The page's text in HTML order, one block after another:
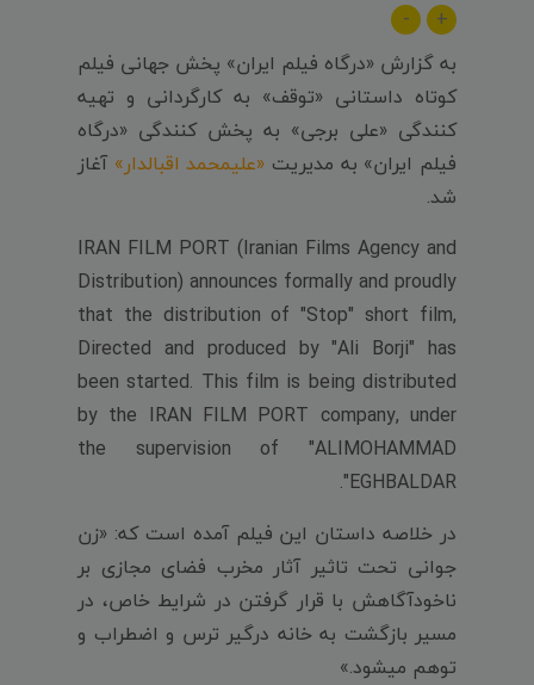
+
-
به گزارش «درگاه فیلم ایران» پخش جهانی فیلم
کوتاه داستانی «توقف» به کارگردانی و تهیه
کنندگی «علی برجی» به پخش کنندگی «درگاه
فیلم ایران» به مدیریت «علیمحمد اقبالدار» آغاز
شد.
IRAN FILM PORT (Iranian Films Agency and
Distribution) announces formally and proudly
that the distribution of "Stop" short film,
Directed and produced by "Ali Borji" has
been started. This film is being distributed
by the IRAN FILM PORT company, under
the supervision of "ALIMOHAMMAD
EGHBALDAR".
در خلاصه داستان این فیلم آمده است که: «زن
جوانی تحت تاثیر آثار مخرب فضای مجازی بر
ناخودآگاهش با قرار گرفتن در شرایط خاص، در
مسیر بازگشت به خانه درگیر ترس و اضطراب و
توهم میشود.»